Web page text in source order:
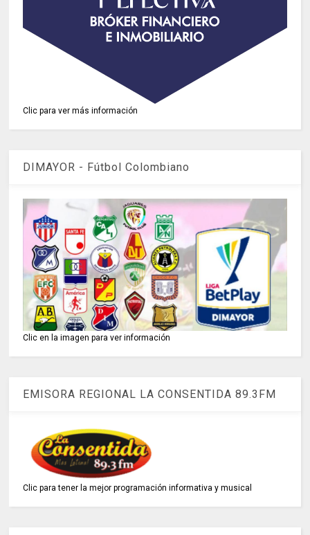
Clic para ver más información
DIMAYOR - Fútbol Colombiano
Clic en la imagen para ver información
EMISORA REGIONAL LA CONSENTIDA 89.3FM
Clic para tener la mejor programación informativa y musical